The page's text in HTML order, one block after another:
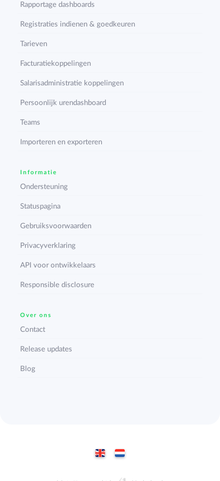
Rapportage dashboards
Registraties indienen & goedkeuren
Tarieven
Facturatiekoppelingen
Salarisadministratie koppelingen
Persoonlijk urendashboard
Teams
Importeren en exporteren
Informatie
Ondersteuning
Statuspagina
Gebruiksvoorwaarden
Privacyverklaring
API voor ontwikkelaars
Responsible disclosure
Over ons
Contact
Release updates
Blog